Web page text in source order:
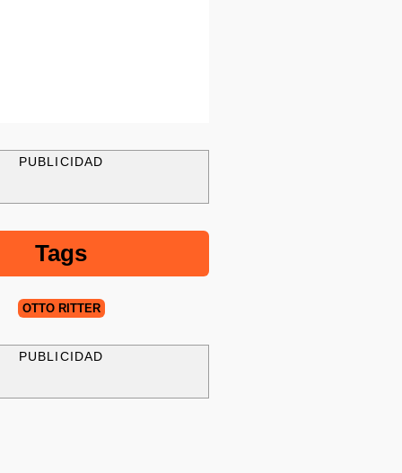
PUBLICIDAD
Tags
OTTO RITTER
PUBLICIDAD